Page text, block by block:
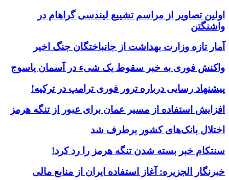
اولین تصاویر از مراسم تشییع لیندسی گراهام در
واشنگتن
آمار تازه وزارت بهداشت از جانباختگان جنگ اخیر
واکنش فوری به خبر سقوط یک شیء در آسمان یاسوج
پیشنهاد رسایی درباره ترور فوری ترامپ در ترکیه!
افزایش استفاده از مسیر عمان برای عبور از تنگه هرمز
اختلال بانک‌های کشور برطرف شد
سنتکام خبر بسته شدن تنگه هرمز را رد کرد!
خبرنگار الجزیره: آغاز استفاده ایران از منابع مالی